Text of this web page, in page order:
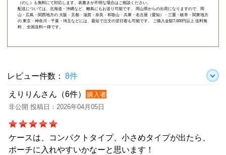
（のし）も無料にて対応します。表書きが不明な場合はご相談ください。
配送については、北海道・沖縄など、離島にもお送り可能です。 岡山県からの出荷になりますので、岡
山・広島・関西地方の 大阪・京都・滋賀・奈良・和歌山・兵庫・名古屋（愛知）・三重・岐阜・関東地方
の 東京・神奈川・千葉・埼玉などには、最短で注文の翌日着も可能です。 ご購入金額7,000円以上 送料無
料 、全国送料一律です。
レビュー件数： 8件
えりりんさん（6件）
購入者
非公開 投稿日：2026年04月05日
ケースは、コンパクトタイプ、小さめタイプが出たら、
ポーチに入れやすいかなーと思います！